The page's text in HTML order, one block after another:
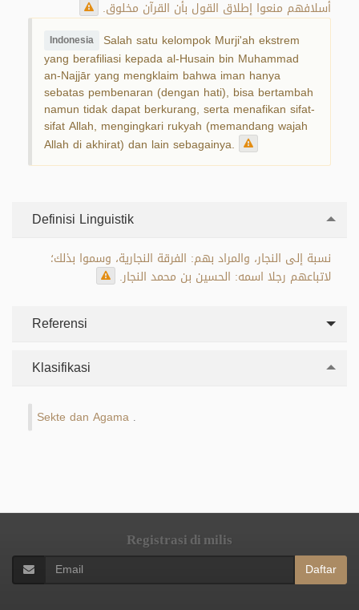
أسلافهم منعوا إطلاق القول بأن القرآن مخلوق.
Indonesia Salah satu kelompok Murji'ah ekstrem
yang berafiliasi kepada al-Husain bin Muhammad
an-Najjār yang mengklaim bahwa iman hanya
sebatas pembenaran (dengan hati), bisa bertambah
namun tidak dapat berkurang, serta menafikan sifat-
sifat Allah, mengingkari rukyah (memandang wajah
Allah di akhirat) dan lain sebagainya.
Definisi Linguistik
نسبة إلى النجار، والمراد بهم: الفرقة النجارية، وسموا بذلك؛
لاتباعهم رجلا اسمه: الحسين بن محمد النجار.
Referensi
Klasifikasi
Sekte dan Agama
Registrasi di milis
Daftar